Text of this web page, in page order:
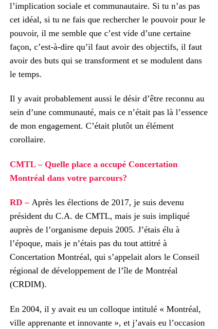
l’implication sociale et communautaire. Si tu n’as pas
cet idéal, si tu ne fais que rechercher le pouvoir pour le
pouvoir, il me semble que c’est vide d’une certaine
façon, c’est-à-dire qu’il faut avoir des objectifs, il faut
avoir des buts qui se transforment et se modulent dans
le temps.
Il y avait probablement aussi le désir d’être reconnu au
sein d’une communauté, mais ce n’était pas là l’essence
de mon engagement. C’était plutôt un élément
corollaire.
CMTL – Quelle place a occupé Concertation
Montréal dans votre parcours?
RD– Après les élections de 2017, je suis devenu
président du C.A. de CMTL, mais je suis impliqué
auprès de l’organisme depuis 2005. J’étais élu à
l’époque, mais je n’étais pas du tout attitré à
Concertation Montréal, qui s’appelait alors le Conseil
régional de développement de l’île de Montréal
(CRDIM).
En 2004, il y avait eu un colloque intitulé « Montréal,
ville apprenante et innovante », et j’avais eu l’occasion